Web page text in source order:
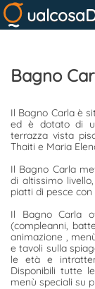
Bagno
Il Bagno Carla è
ed è dotato di
terrazza vista
Thaiti e Maria
Il Bagno Carla
di altissimo
piatti di pesce
Il Bagno Carla
(compleanni,
animazione ,
e tavoli sulla
le età e
Disponibili tutte
menù speciali su